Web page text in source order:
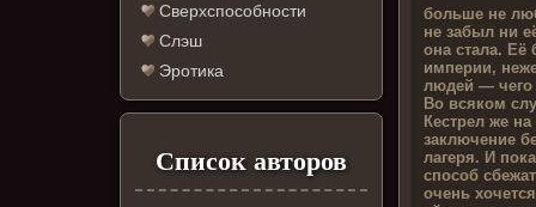
Сверхспособности
Слэш
Эротика
Список авторов
больше не
не забыл ни
она стала. Её
империи,
людей — чего
Во всяком
Кестрел же
заключение
лагеря. И
способ
очень